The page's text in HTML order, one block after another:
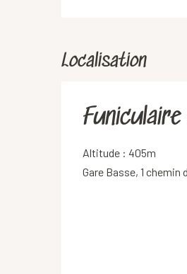
Localisation
Altitude : 405m
Gare Basse, 1